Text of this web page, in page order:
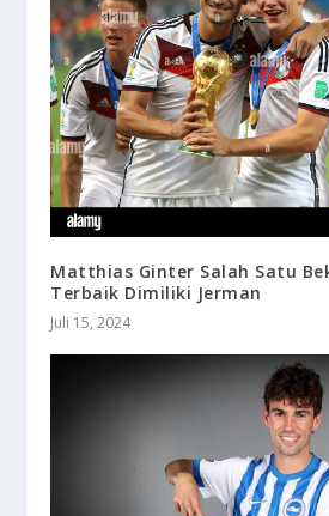
Matthias Ginter Salah Satu
Terbaik Dimiliki Jerman
Juli 15, 2024